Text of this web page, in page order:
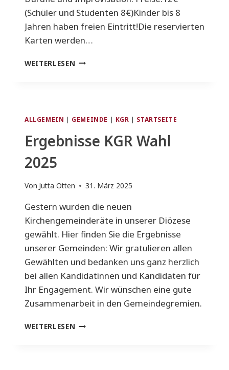
(Schüler und Studenten 8€)Kinder bis 8
Jahren haben freien Eintritt!Die reservierten
Karten werden…
WEITERLESEN ORGELKONZERT
MAI
2025
UM
ALLGEMEIN | GEMEINDE | KGR | STARTSEITE
Ergebnisse KGR Wahl
2025
Von Jutta Otten 31. März 2025
Gestern wurden die neuen
Kirchengemeinderäte in unserer Diözese
gewählt. Hier finden Sie die Ergebnisse
unserer Gemeinden: Wir gratulieren allen
Gewählten und bedanken uns ganz herzlich
bei allen Kandidatinnen und Kandidaten für
Ihr Engagement. Wir wünschen eine gute
Zusammenarbeit in den Gemeindegremien.
WEITERLESEN ERGEBNISSE